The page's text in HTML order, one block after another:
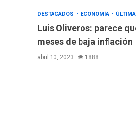
DESTACADOS ECONOMÍA
Luis Oliveros: parece
meses de baja inflación
abril 10, 2023 1888